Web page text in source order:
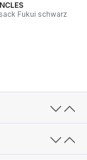
Fukui schwarz